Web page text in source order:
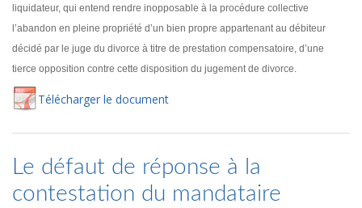
liquidateur, qui entend rendre inopposable à la procédure collective
l’abandon en pleine propriété d’un bien propre appartenant au débiteur
décidé par le juge du divorce à titre de prestation compensatoire, d’une
tierce opposition contre cette disposition du jugement de divorce.
Télécharger le document
Le défaut de réponse à la
contestation du mandataire